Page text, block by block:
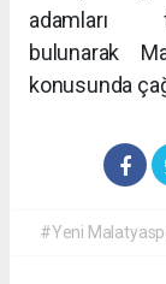
adamları
bulunarak
konusunda
#Yeni